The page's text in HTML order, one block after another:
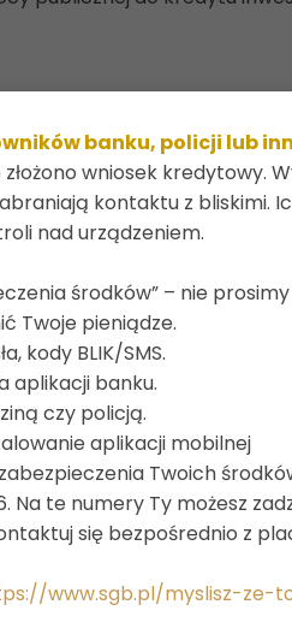
z dnia 2 grudnia 2021 r.,
wysokości
miesięcy dla
rolnych)albo pomoc de
banku, policji lub
wniosek kredytowy.
kontaktu z bliskimi.
nad urządzeniem.
środków” – nie prosimy
Twoje pieniądze.
kody BLIK/SMS.
aplikacji banku.
czy policją.
aplikacji mobilnej
Twoich
Na te numery Ty możesz
się bezpośrednio z
www.sgb.pl/myslisz-ze-